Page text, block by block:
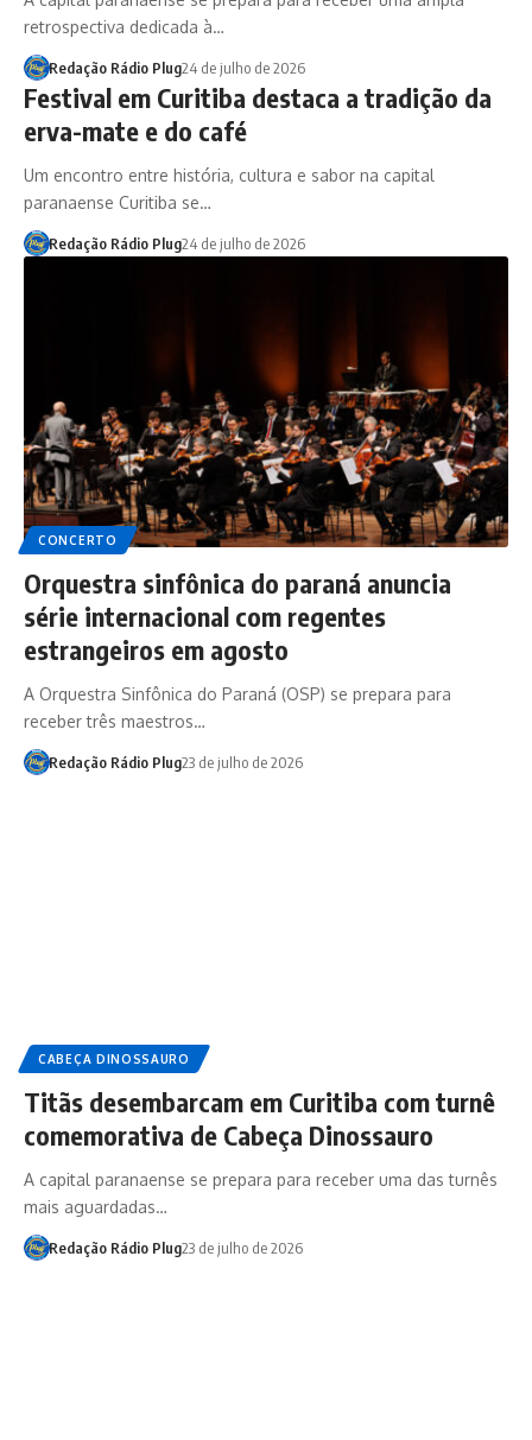
retrospectiva dedicada à…
Redação Rádio Plug24 de julho de 2026
Festival em Curitiba destaca a tradição da
erva-mate e do café
Um encontro entre história, cultura e sabor na capital
paranaense Curitiba se…
Redação Rádio Plug24 de julho de 2026
CONCERTO
Orquestra sinfônica do paraná anuncia
série internacional com regentes
estrangeiros em agosto
A Orquestra Sinfônica do Paraná (OSP) se prepara para
receber três maestros…
Redação Rádio Plug23 de julho de 2026
CABEÇA DINOSSAURO
Titãs desembarcam em Curitiba com turnê
comemorativa de Cabeça Dinossauro
A capital paranaense se prepara para receber uma das turnês
mais aguardadas…
Redação Rádio Plug23 de julho de 2026